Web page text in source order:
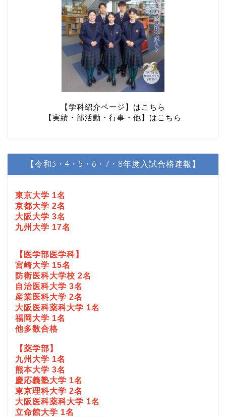
【学科紹介ページ】はこちら
【実績・部活動・行事・他】はこちら
【令和3・4・5・6・7・8年度入試合格速報】
東京大学 1名
京都大学 2名
大阪大学 3名
九州大学 17名
【医学部医学科】
宮崎大学 15名
防衛医科大学校 2名
自治医科大学 3名
産業医科大学 2名
大阪医科薬科大学 1名
福岡大学 1名
他多数合格
【薬学部】
九州大学 1名
熊本大学 3名
慶応義塾大学 1名
東京理科大学 2名
大阪医科薬科大学 1名
立命館大学 1名